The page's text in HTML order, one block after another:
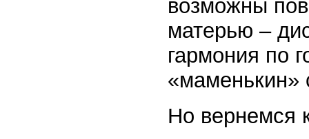
возможны
матерью –
гармония по
«маменькин»
Но вернемся